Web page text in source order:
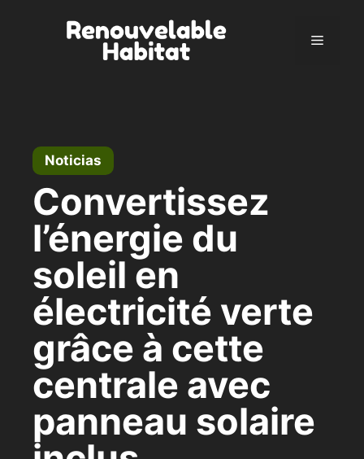
Menú
Noticias
Convertissez
l’énergie du
soleil en
électricité verte
grâce à cette
centrale avec
panneau solaire